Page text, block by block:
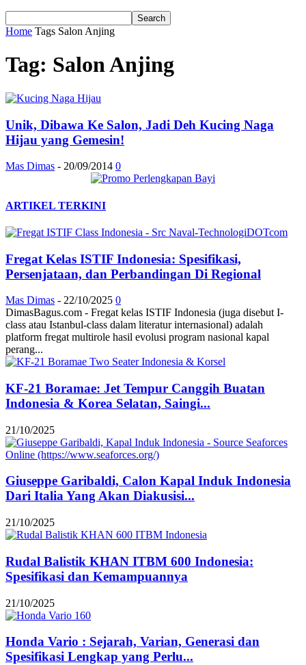
Home Tags Salon Anjing
Tag: Salon Anjing
Unik, Dibawa Ke Salon, Jadi Deh Kucing Naga
Hijau yang Gemesin!
Mas Dimas - 20/09/2014 0
ARTIKEL TERKINI
Fregat Kelas ISTIF Indonesia: Spesifikasi,
Persenjataan, dan Perbandingan Di Regional
Mas Dimas - 22/10/2025 0
DimasBagus.com - Fregat kelas ISTIF Indonesia (juga disebut I-
class atau Istanbul-class dalam literatur internasional) adalah
platform fregat multirole hasil evolusi program nasional kapal
perang...
KF-21 Boramae: Jet Tempur Canggih Buatan
Indonesia & Korea Selatan, Saingi...
21/10/2025
Giuseppe Garibaldi, Calon Kapal Induk Indonesia
Dari Italia Yang Akan Diakusisi...
21/10/2025
Rudal Balistik KHAN ITBM 600 Indonesia:
Spesifikasi dan Kemampuannya
21/10/2025
Honda Vario : Sejarah, Varian, Generasi dan
Spesifikasi Lengkap yang Perlu...